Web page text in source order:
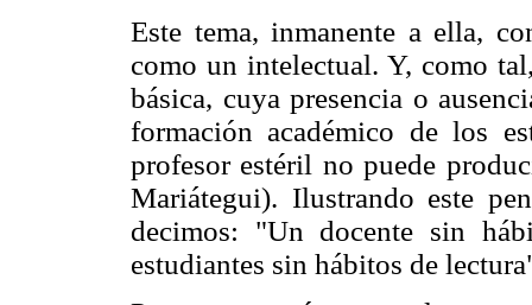
Este tema, inmanente a ella,
como un intelectual. Y, como
básica, cuya presencia o
formación académico de los
profesor estéril no puede
Mariátegui). Ilustrando este
decimos: "Un docente sin
estudiantes sin hábitos de